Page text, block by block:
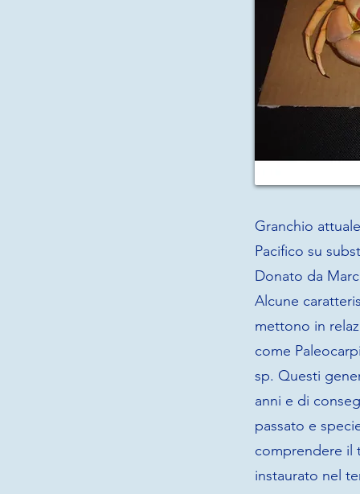
Granchio
Pacifico su
Donato da
Alcune
mettono in
come
sp. Questi
anni e di
passato e
comprendere il
instaurato nel